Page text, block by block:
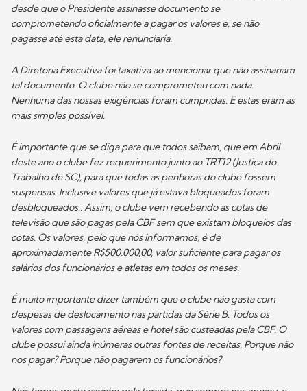
desde que o Presidente assinasse documento se
comprometendo oficialmente a pagar os valores e, se não
pagasse até esta data, ele renunciaria.
A Diretoria Executiva foi taxativa ao mencionar que não assinariam
tal documento. O clube não se comprometeu com nada.
Nenhuma das nossas exigências foram cumpridas. E estas eram as
mais simples possível.
É importante que se diga para que todos saibam, que em Abril
deste ano o clube fez requerimento junto ao TRT12 (Justiça do
Trabalho de SC), para que todas as penhoras do clube fossem
suspensas. Inclusive valores que já estava bloqueados foram
desbloqueados.. Assim, o clube vem recebendo as cotas de
televisão que são pagas pela CBF sem que existam bloqueios das
cotas. Os valores, pelo que nós informamos, é de
aproximadamente R$500.000,00, valor suficiente para pagar os
salários dos funcionários e atletas em todos os meses.
É muito importante dizer também que o clube não gasta com
despesas de deslocamento nas partidas da Série B. Todos os
valores com passagens aéreas e hotel são custeadas pela CBF. O
clube possui ainda inúmeras outras fontes de receitas. Porque não
nos pagar? Porque não pagarem os funcionários?